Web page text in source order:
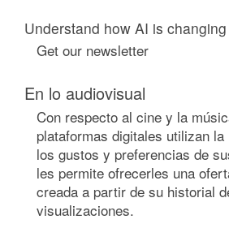
Understand how AI is
Get our newsletter
En lo audiovisual
Con respecto al cine y la
plataformas digitales utilizan
los gustos y preferencias de
les permite ofrecerles una
creada a partir de su historial
visualizaciones.